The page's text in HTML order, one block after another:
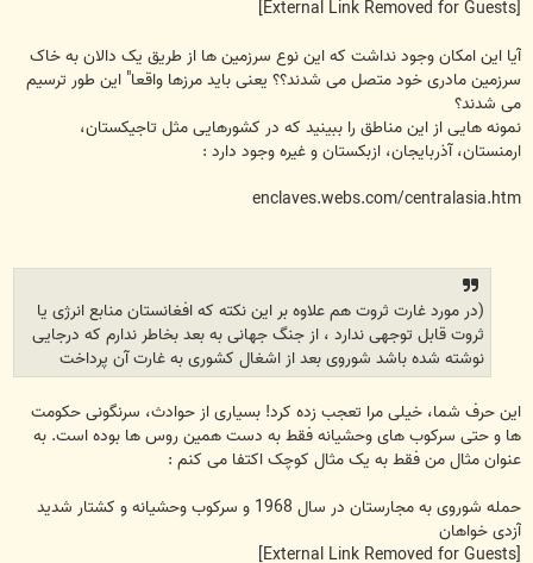
آیا این امکان وجود نداشت که این نوع سرزمین ها از طریق یک دالان به خاک
سرزمین مادری خود متصل می شدند؟؟ یعنی باید مرزها واقعا" این طور ترسیم
می شدند؟
نمونه هایی از این مناطق را ببینید که در کشورهایی مثل تاجیکستان،
ارمنستان، آذربایجان، ازبکستان و غیره وجود دارد :
enclaves.webs.com/centralasia.htm
(در مورد غارت ثروت هم علاوه بر این نکته که افغانستان منابع انرژی یا
ثروت قابل توجهی ندارد ، از جنگ جهانی به بعد بخاطر ندارم که درجایی
نوشته شده باشد شوروی بعد از اشغال کشوری به غارت آن پرداخت
این حرف شما، خیلی مرا تعجب زده کرد! بسیاری از حوادث، سرنگونی حکومت
ها و حتی سرکوب های وحشیانه فقط به دست همین روس ها بوده است. به
عنوان مثال من فقط به یک مثال کوچک اکتفا می کنم :
حمله شوروی به مجارستان در سال 1968 و سرکوب وحشیانه و کشتار شدید
آزدی خواهان